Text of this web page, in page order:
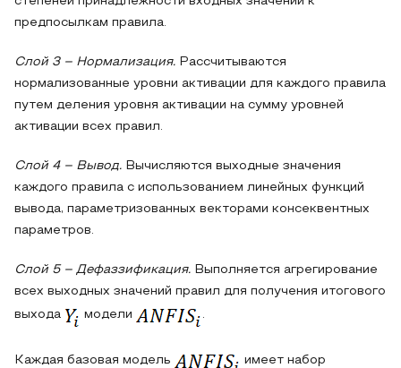
предпосылкам правила.
Слой 3 – Нормализация. Рассчитываются
нормализованные уровни активации для каждого правила
путем деления уровня активации на сумму уровней
активации всех правил.
Слой 4 – Вывод. Вычисляются выходные значения
каждого правила с использованием линейных функций
вывода, параметризованных векторами консеквентных
параметров.
Слой 5 – Дефаззификация. Выполняется агрегирование
всех выходных значений правил для получения итогового
выхода модели .
Каждая базовая модель имеет набор